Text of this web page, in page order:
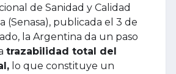
de Sanidad y Calidad
(Senasa), publicada el 3 de
la Argentina da un paso
trazabilidad total del
lo que constituye un